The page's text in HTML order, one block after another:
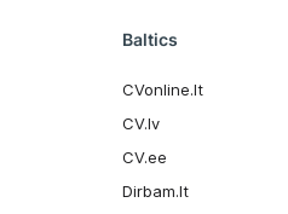
Baltics
CVonline.lt
CV.lv
CV.ee
Dirbam.It